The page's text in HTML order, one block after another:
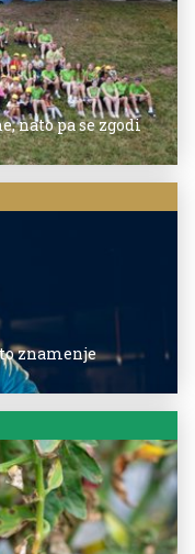
nato pa se zgodi
znamenje